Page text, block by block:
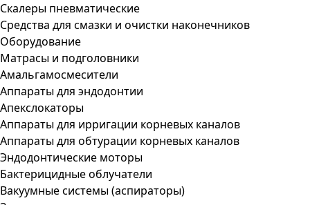
Скалеры пневматические
Средства для смазки и очистки наконечников
Оборудование
Матрасы и подголовники
Амальгамосмесители
Аппараты для эндодонтии
Апекслокаторы
Аппараты для ирригации корневых каналов
Аппараты для обтурации корневых каналов
Эндодонтические моторы
Бактерицидные облучатели
Вакуумные системы (аспираторы)